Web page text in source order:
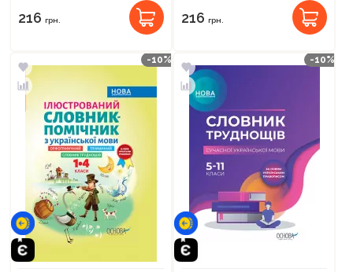
216 грн. 216 грн.
-10% -10%
Оформити замовлення